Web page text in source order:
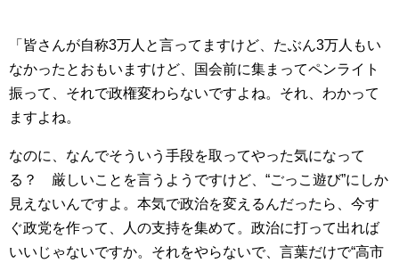
「皆さんが自称3万人と言ってますけど、たぶん3万人もい
なかったとおもいますけど、国会前に集まってペンライト
振って、それで政権変わらないですよね。それ、わかって
ますよね。
なのに、なんでそういう手段を取ってやった気になって
る？ 厳しいことを言うようですけど、“ごっこ遊び”にしか
見えないんですよ。本気で政治を変えるんだったら、今す
ぐ政党を作って、人の支持を集めて。政治に打って出れば
いいじゃないですか。それをやらないで、言葉だけで“高市